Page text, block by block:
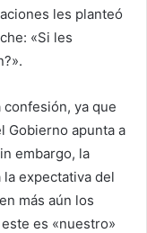
les planteó
«Si les
ya que
Gobierno apunta a
embargo, la
expectativa del
más aún los
es «nuestro»